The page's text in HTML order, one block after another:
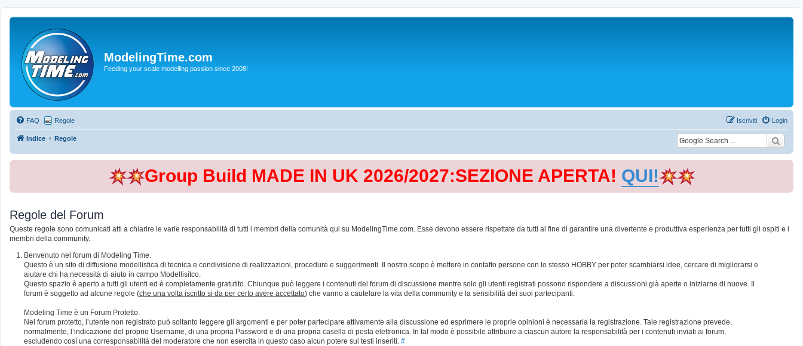
ModelingTime.com
Feeding your scale modelling passion since 2008!
FAQ Regole Login
Iscriviti
Indice Regole
Group Build MADE IN UK 2026/2027:SEZIONE APERTA! QUI!
Regole del Forum
Queste regole sono comunicati atti a chiarire le varie responsabilità di tutti i membri della comunità qui su ModelingTime.com. Esse devono essere rispettate da tutti al fine di garantire una divertente e produttiva esperienza per tutti gli ospiti e i
membri della community.
Benvenuto nel forum di Modeling Time.
Questo è un sito di diffusione modellistica di tecnica e condivisione di realizzazioni, procedure e suggerimenti. Il nostro scopo è mettere in contatto persone con lo stesso HOBBY per poter scambiarsi idee, cercare di migliorarsi e
aiutare chi ha necessità di aiuto in campo Modellisitco.
Questo spazio è aperto a tutti gli utenti ed è completamente gratutito. Chiunque può leggere i contenuti del forum di discussione mentre solo gli utenti registrati possono rispondere a discussioni già aperte o iniziarne di nuove. Il
forum è soggetto ad alcune regole (che una volta iscritto si da per certo avere accettato) che vanno a cautelare la vita della community e la sensibilità dei suoi partecipanti:
Modeling Time è un Forum Protetto.
Nel forum protetto, l’utente non registrato può soltanto leggere gli argomenti e per poter partecipare attivamente alla discussione ed esprimere le proprie opinioni è necessaria la registrazione. Tale registrazione prevede,
normalmente, l’indicazione del proprio Username, di una propria Password e di una propria casella di posta elettronica. In tal modo è possibile attribuire a ciascun autore la responsabilità per i contenuti inviati ai forum,
escludendo così una corresponsabilità del moderatore che non esercita in questo caso alcun potere sui testi inseriti. #